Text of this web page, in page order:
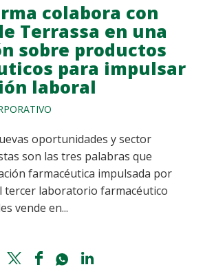
colabora con
Terrassa en una
sobre productos
para impulsar
laboral
oportunidades y sector
son las tres palabras que
farmacéutica impulsada por
tercer laboratorio farmacéutico
vende en...
TwitterFacebookWhatsapp